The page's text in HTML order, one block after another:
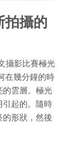
拍攝的
攝影比賽極光
在幾分鐘的時
的雲層。極光
引起的。隨時
形狀，然後